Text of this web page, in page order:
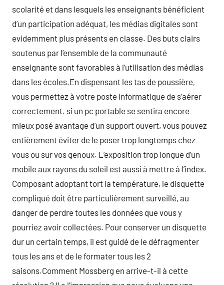
scolarité et dans lesquels les enseignants bénéficient
d’un participation adéquat, les médias digitales sont
evidemment plus présents en classe. Des buts clairs
soutenus par l’ensemble de la communauté
enseignante sont favorables à l’utilisation des médias
dans les écoles.En dispensant les tas de poussière,
vous permettez à votre poste informatique de s’aérer
correctement. si un pc portable se sentira encore
mieux posé avantage d’un support ouvert, vous pouvez
entièrement éviter de le poser trop longtemps chez
vous ou sur vos genoux. L’exposition trop longue d’un
mobile aux rayons du soleil est aussi à mettre à l’index.
Composant adoptant tort la température, le disquette
compliqué doit être particulièrement surveillé, au
danger de perdre toutes les données que vous y
pourriez avoir collectées. Pour conserver un disquette
dur un certain temps, il est guidé de le défragmenter
tous les ans et de le formater tous les 2
saisons.Comment Mossberg en arrive-t-il à cette